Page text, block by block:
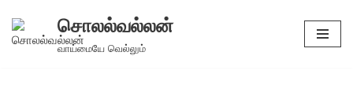
Skip
சொலல்வல்லன்
வாய்மையே வெல்லும்